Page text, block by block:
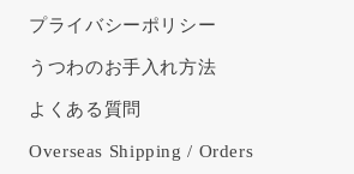
プライバシーポリシー
うつわのお手入れ方法
よくある質問
Overseas Shipping / Orders